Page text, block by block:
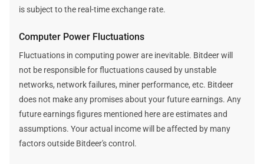
is subject to the real-time exchange rate.
Computer Power Fluctuations
Fluctuations in computing power are inevitable. Bitdeer will
not be responsible for fluctuations caused by unstable
networks, network failures, miner performance, etc. Bitdeer
does not make any promises about your future earnings. Any
future earnings figures mentioned here are estimates and
assumptions. Your actual income will be affected by many
factors outside Bitdeer's control.